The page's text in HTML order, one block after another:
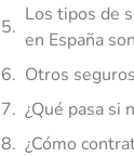
Los tipos de
en España
Otros
¿Qué pasa si
¿Cómo